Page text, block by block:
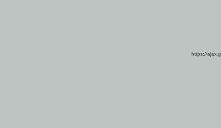
https://